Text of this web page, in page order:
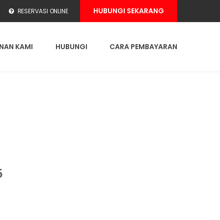
RESERVASI ONLINE HUBUNGI SEKARANG
KAMI HUBUNGI CARA PEMBAYARAN